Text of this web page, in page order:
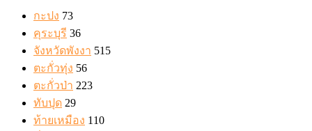
กะปง 73
คุระบุรี 36
จังหวัดพังงา 515
ตะกั่วทุ่ง 56
ตะกั่วป่า 223
ทับปุด 29
ท้ายเหมือง 110